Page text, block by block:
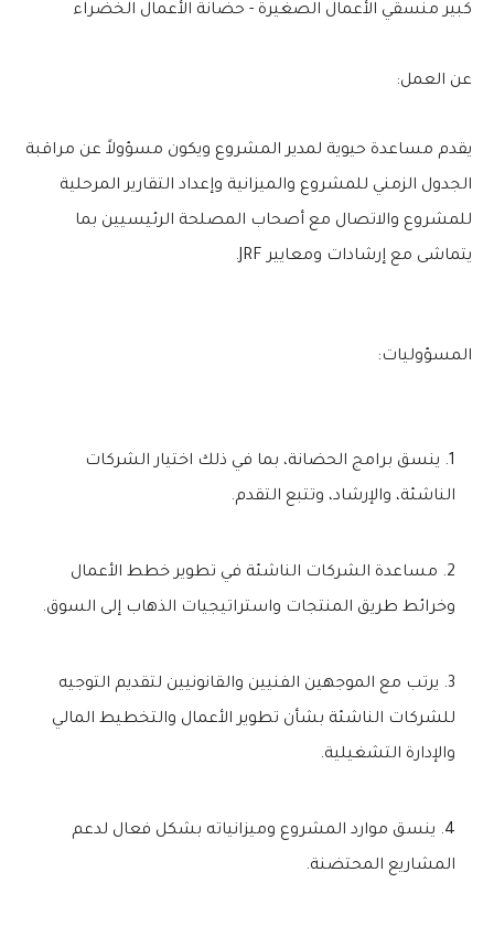
كبير منسقي الأعمال الصغيرة - حضانة الأعمال الخضراء
عن العمل:
يقدم مساعدة حيوية لمدير المشروع ويكون مسؤولاً عن مراقبة
الجدول الزمني للمشروع والميزانية وإعداد التقارير المرحلية
للمشروع والاتصال مع أصحاب المصلحة الرئيسيين بما
يتماشى مع إرشادات ومعايير JRF.
المسؤوليات:
ينسق برامج الحضانة، بما في ذلك اختيار الشركات
الناشئة، والإرشاد، وتتبع التقدم.
مساعدة الشركات الناشئة في تطوير خطط الأعمال
وخرائط طريق المنتجات واستراتيجيات الذهاب إلى السوق.
يرتب مع الموجهين الفنيين والقانونيين لتقديم التوجيه
للشركات الناشئة بشأن تطوير الأعمال والتخطيط المالي
والإدارة التشغيلية.
ينسق موارد المشروع وميزانياته بشكل فعال لدعم
المشاريع المحتضنة.